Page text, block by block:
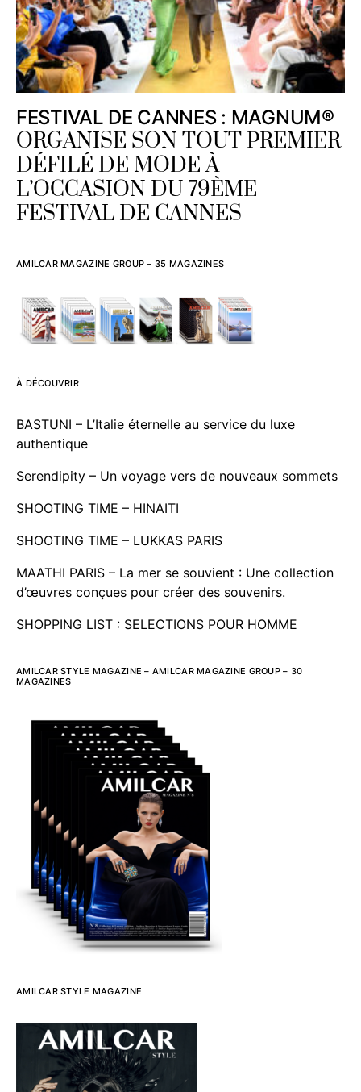
FESTIVAL DE CANNES : MAGNUM®
ORGANISE SON TOUT PREMIER
DÉFILÉ DE MODE À
L’OCCASION DU 79ÈME
FESTIVAL DE CANNES
AMILCAR MAGAZINE GROUP – 35 MAGAZINES
À DÉCOUVRIR
BASTUNI – L’Italie éternelle au service du luxe
authentique
Serendipity – Un voyage vers de nouveaux sommets
SHOOTING TIME – HINAITI
SHOOTING TIME – LUKKAS PARIS
MAATHI PARIS – La mer se souvient : Une collection
d’œuvres conçues pour créer des souvenirs.
SHOPPING LIST : SELECTIONS POUR HOMME
AMILCAR STYLE MAGAZINE – AMILCAR MAGAZINE GROUP – 30
MAGAZINES
AMILCAR STYLE MAGAZINE